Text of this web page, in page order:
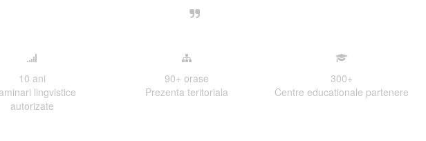
sesiune de examinare.
10 ani
lingvistice
autorizate
90+ orase
Prezenta teritoriala
300+
Centre educationale partenere